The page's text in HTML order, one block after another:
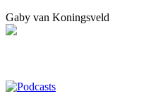
Gaby van Koningsveld